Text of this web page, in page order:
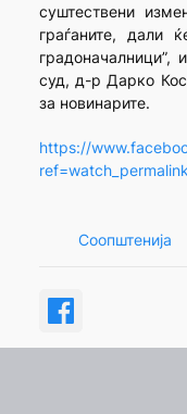
суштествени
граѓаните, дали
градоначалници”,
суд, д-р Дарко
за новинарите.
https://
Соопштенија